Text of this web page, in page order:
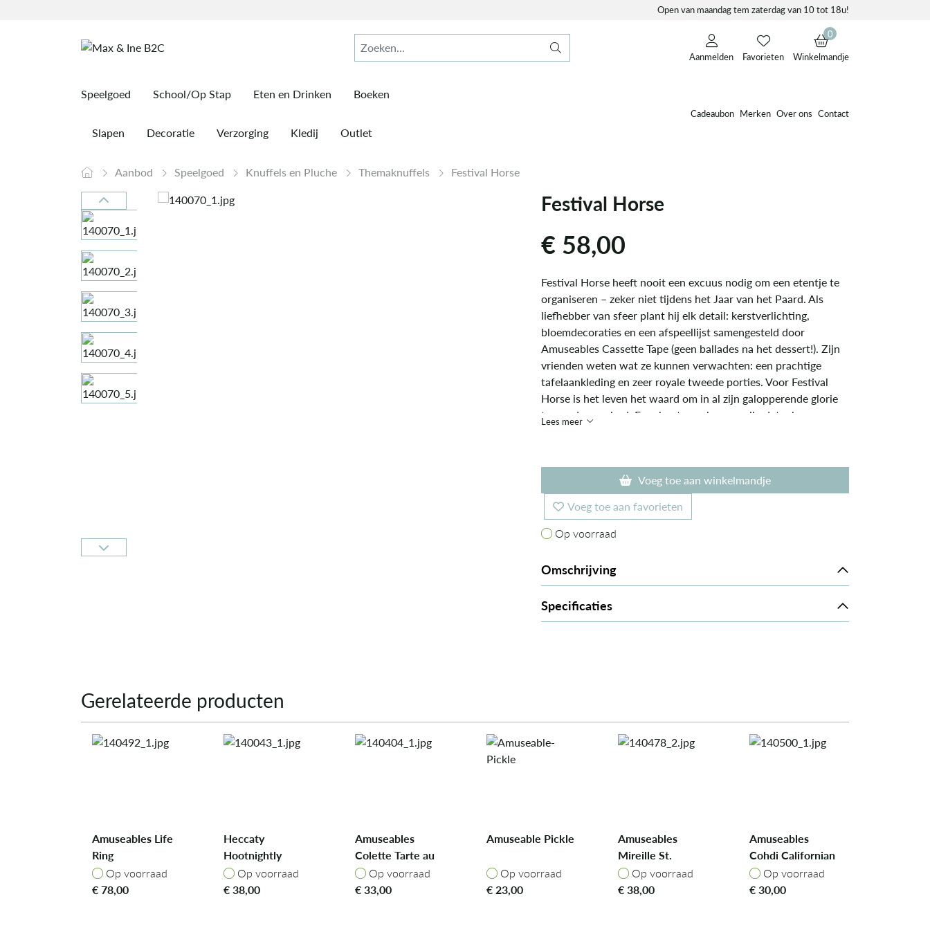
Open van maandag tem zaterdag van 10 tot 18u!
Aanmelden Favorieten
0
Winkelmandje
Speelgoed School/Op Stap Eten en Drinken Boeken
Slapen Decoratie Verzorging Kledij Outlet
Cadeaubon Merken Over ons Contact
Aanbod Speelgoed Knuffels en Pluche Themaknuffels Festival Horse
Festival Horse
€58,00
Festival Horse heeft nooit een excuus nodig om een etentje te
organiseren – zeker niet tijdens het Jaar van het Paard. Als
liefhebber van sfeer plant hij elk detail: kerstverlichting,
bloemdecoraties en een afspeellijst samengesteld door
Amuseables Cassette Tape (geen ballades na het dessert!). Zijn
vrienden weten wat ze kunnen verwachten: een prachtige
tafelaankleding en zeer royale tweede porties. Voor Festival
Horse is het leven het waard om in al zijn galopperende glorie
te worden gevierd. En u kunt er zeker van zijn dat u bovenaan
Lees meer
Voeg toe aan winkelmandje
Voeg toe aan favorieten
Op voorraad
Op voorraad
Omschrijving
Specificaties
Gerelateerde producten
Amuseables Life
Ring
Op voorraad
Op voorraad
€78,00
Heccaty
Hootnightly
Op voorraad
Op voorraad
€38,00
Amuseables
Colette Tarte au
Citron
Op voorraad
Op voorraad
€33,00
Amuseable Pickle
Op voorraad
Op voorraad
€23,00
Amuseables
Mireille St.
Honoré
Op voorraad
Op voorraad
€38,00
Amuseables
Cohdi Californian
RollOp voorraad
Op voorraad
€30,00